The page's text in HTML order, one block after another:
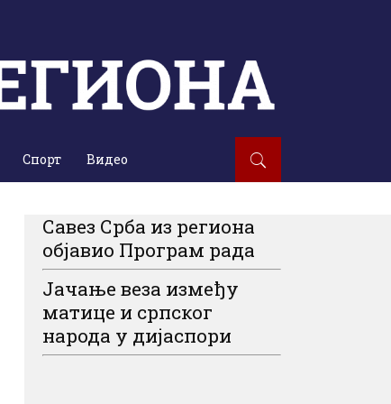
Спорт Видео
Савез Срба из региона
објавио Програм рада
Јачање веза између
матице и српског
народа у дијаспори